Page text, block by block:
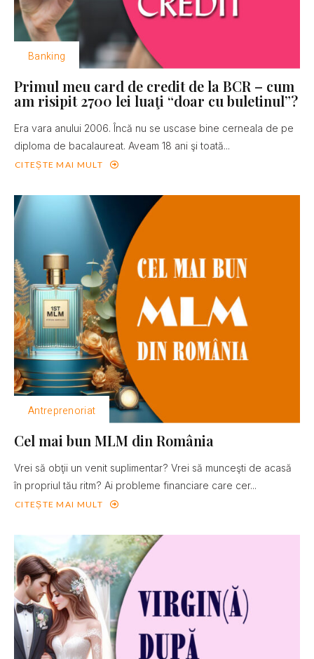
Banking
Primul meu card de credit de la BCR – cum
am risipit 2700 lei luaţi “doar cu buletinul”?
Era vara anului 2006. Încă nu se uscase bine cerneala de pe
diploma de bacalaureat. Aveam 18 ani şi toată...
CITEȘTE MAI MULT
Antreprenoriat
Cel mai bun MLM din România
Vrei să obţii un venit suplimentar? Vrei să munceşti de acasă
în propriul tău ritm? Ai probleme financiare care cer...
CITEȘTE MAI MULT